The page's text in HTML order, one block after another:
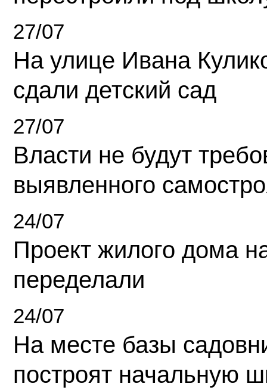
27/07
На улице Ивана
сдали детский сад
27/07
Власти не будут
выявленного
24/07
Проект жилого дома
переделали
24/07
На месте базы
построят начальную